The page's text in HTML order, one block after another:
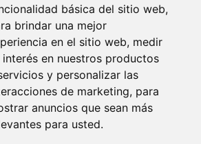
básica del sitio web,
brindar una mejor
en el sitio web, medir
interés en nuestros productos
y personalizar las
de marketing, para
anuncios que sean más
para usted.